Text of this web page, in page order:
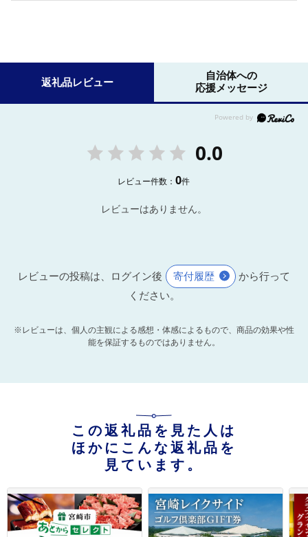
返礼品レビュー
自治体への
応援メッセージ
0.0
レビュー件数：0件
レビューはありません。
レビューの投稿は、ログイン後 寄付履歴
から行って
ください。
※レビューは、個人の主観による感想・体感によるもので、商品の効果や性
能を保証するものではありません。
この返礼品を見た人は
ほかにこんな返礼品を
見ています。